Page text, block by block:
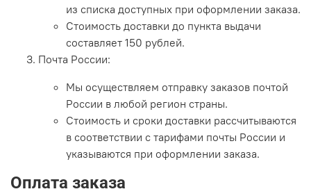
из списка доступных при оформлении заказа.
Стоимость доставки до пункта выдачи
составляет 150 рублей.
Почта России:
Мы осуществляем отправку заказов почтой
России в любой регион страны.
Стоимость и сроки доставки рассчитываются
в соответствии с тарифами почты России и
указываются при оформлении заказа.
Оплата заказа